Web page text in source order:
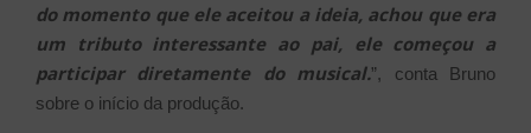
do momento que ele aceitou a ideia, achou que era
um tributo interessante ao pai, ele começou a
participar diretamente do musical.”, conta Bruno
sobre o início da produção.